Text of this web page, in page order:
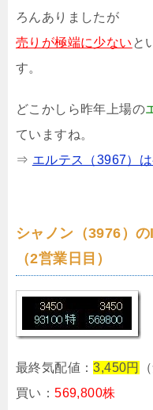
ろんありましたが
売りが極端に少ない と
す。
どこかしら昨年上場の
ていますね。
⇒ エルテス（3967）
シャノン（3976）
（2営業日目）
最終気配値：3,450円
買い：569,800株